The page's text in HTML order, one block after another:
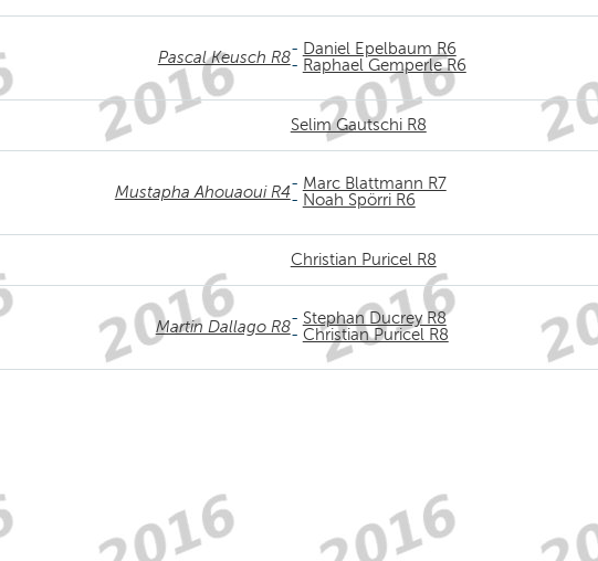
Pascal Keusch R8- Daniel Epelbaum R6
- Raphael Gemperle R6
Selim Gautschi R8
Mustapha Ahouaoui R4- Marc Blattmann R7
- Noah Spörri R6
Christian Puricel R8
Martin Dallago R8- Stephan Ducrey R8
- Christian Puricel R8